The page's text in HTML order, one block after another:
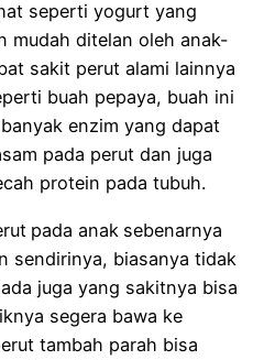
seperti yogurt yang
mudah ditelan oleh anak-
sakit perut alami lainnya
buah pepaya, buah ini
enzim yang dapat
pada perut dan juga
protein pada tubuh.
pada anak sebenarnya
sendirinya, biasanya tidak
juga yang sakitnya bisa
segera bawa ke
tambah parah bisa